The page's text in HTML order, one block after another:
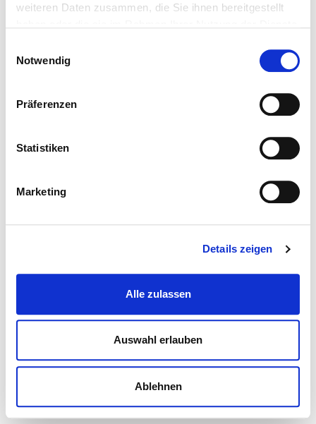
weiteren Daten zusammen, die Sie ihnen bereitgestellt
Notwendig
Präferenzen
Statistiken
Marketing
Details zeigen
Alle zulassen
Auswahl erlauben
Ablehnen